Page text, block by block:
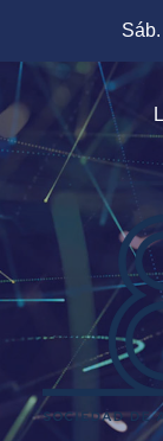
contenido